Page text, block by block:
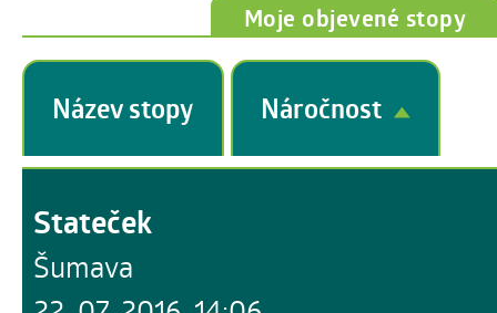
Moje objevené stopy
Název stopy Náročnost
Stateček
Šumava